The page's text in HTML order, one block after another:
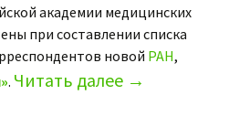
академии медицинских
при составлении списка
новой РАН,
. Читать далее →